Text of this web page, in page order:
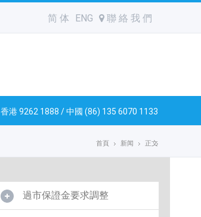
简 体 ENG 聯 絡 我 們
香港 9262 1888 / 中國 (86) 135 6070 1133
首頁 新闻 正文
過市保證金要求調整